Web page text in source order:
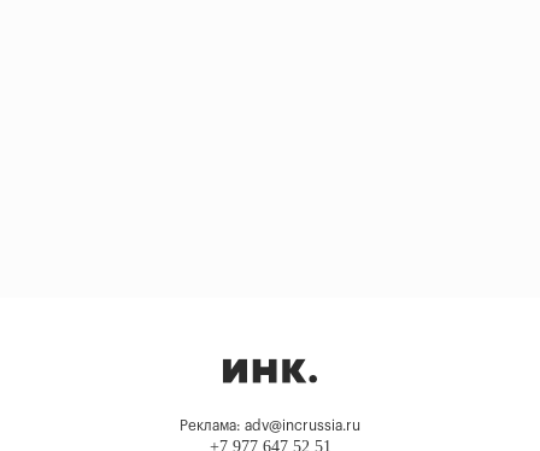
Реклама: adv@incrussia.ru
+7 977 647 52 51